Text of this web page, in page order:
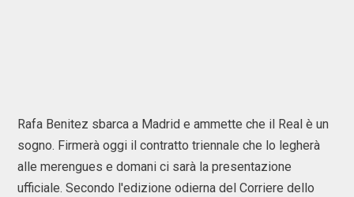
Rafa Benitez sbarca a Madrid e ammette che il Real è un
sogno. Firmerà oggi il contratto triennale che lo legherà
alle merengues e domani ci sarà la presentazione
ufficiale. Secondo l'edizione odierna del Corriere dello